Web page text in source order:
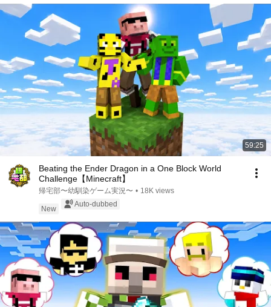
59:25
Beating the Ender Dragon in a One Block World
Challenge【Minecraft】
帰宅部〜幼馴染ゲーム実況〜 • 18K views
New
Auto-dubbed